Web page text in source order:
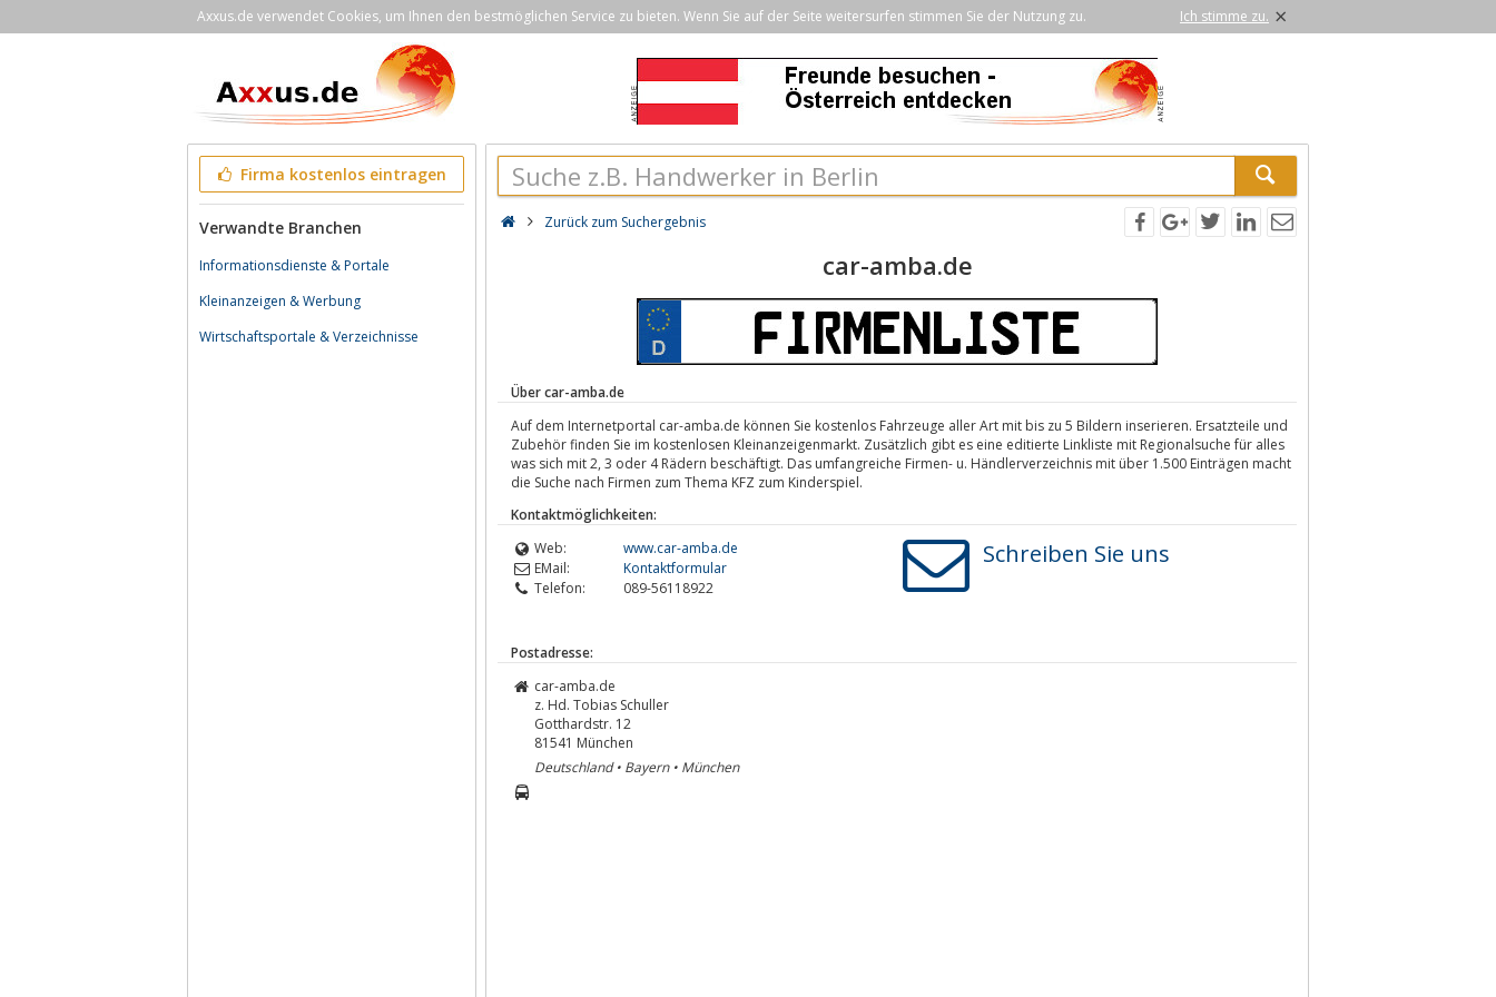
Axxus.de verwendet Cookies, um Ihnen den bestmöglichen Service zu bieten. Wenn Sie auf der Seite weitersurfen stimmen Sie der Nutzung zu. Ich stimme zu. ×
Firma kostenlos eintragen
Verwandte Branchen
Informationsdienste & Portale
Kleinanzeigen & Werbung
Wirtschaftsportale & Verzeichnisse
Zurück zum Suchergebnis
car-amba.de
Über car-amba.de
Auf dem Internetportal car-amba.de können Sie kostenlos Fahrzeuge aller Art mit bis zu 5 Bildern inserieren. Ersatzteile und
Zubehör finden Sie im kostenlosen Kleinanzeigenmarkt. Zusätzlich gibt es eine editierte Linkliste mit Regionalsuche für alles
was sich mit 2, 3 oder 4 Rädern beschäftigt. Das umfangreiche Firmen- u. Händlerverzeichnis mit über 1.500 Einträgen macht
die Suche nach Firmen zum Thema KFZ zum Kinderspiel.
Kontaktmöglichkeiten:
Web:
www.car-amba.de
EMail:
Kontaktformular
Telefon:
089-56118922
Schreiben Sie uns
Postadresse:
car-amba.de
z. Hd. Tobias Schuller
Gotthardstr. 12
81541 München
Deutschland • Bayern • München